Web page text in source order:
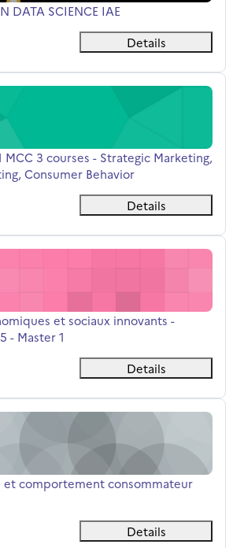
DATA SCIENCE IAE
Details
MCC 3 courses - Strategic Marketing,
MCC 3 courses - Strategic Marketing,
Consumer Behavior
Details
et sociaux innovants - Automne
et sociaux innovants -
- Master 1
Details
comportement consommateur (MDD)
et comportement consommateur
Details